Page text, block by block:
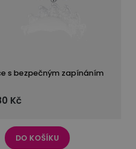
s bezpečným zapínáním
Kč
DO KOŠÍKU